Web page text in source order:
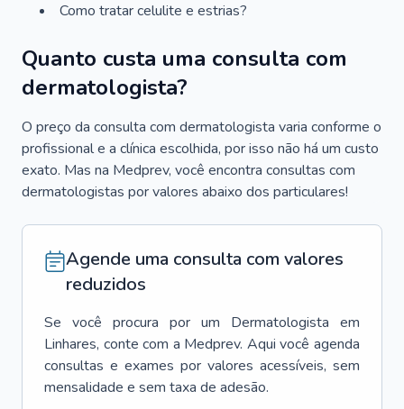
Como tratar celulite e estrias?
Quanto custa uma consulta com
dermatologista?
O preço da consulta com dermatologista varia conforme o
profissional e a clínica escolhida, por isso não há um custo
exato. Mas na Medprev, você encontra consultas com
dermatologistas por valores abaixo dos particulares!
Agende uma consulta com valores
reduzidos
Se você procura por um Dermatologista em
Linhares, conte com a Medprev. Aqui você agenda
consultas e exames por valores acessíveis, sem
mensalidade e sem taxa de adesão.